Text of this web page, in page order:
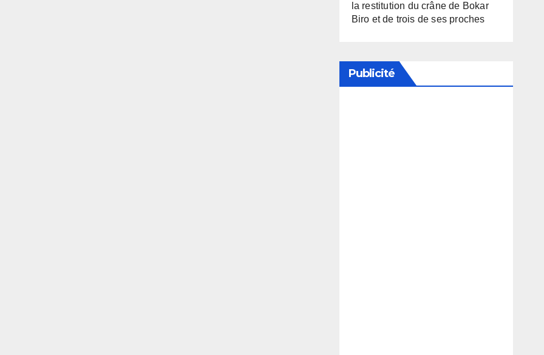
la restitution du crâne de Bokar
Biro et de trois de ses proches
Publicité